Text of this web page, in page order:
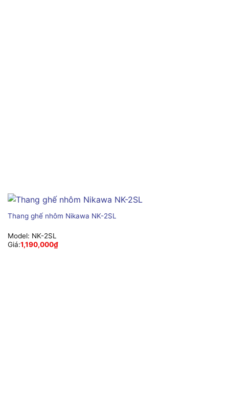
Thang ghế nhôm Nikawa NK-2SL
Model: NK-2SL
Giá:1,190,000₫